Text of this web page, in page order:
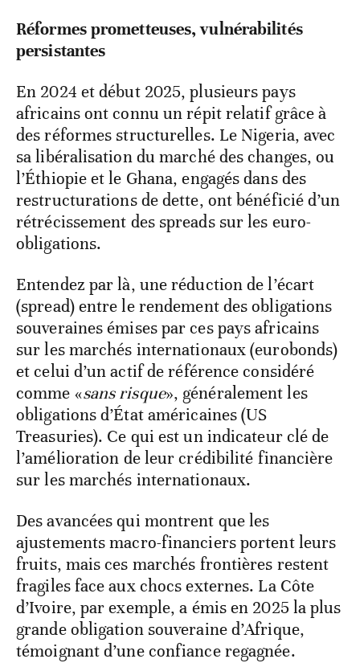
Réformes prometteuses, vulnérabilités
persistantes
En 2024 et début 2025, plusieurs pays
africains ont connu un répit relatif grâce à
des réformes structurelles. Le Nigeria, avec
sa libéralisation du marché des changes, ou
l’Éthiopie et le Ghana, engagés dans des
restructurations de dette, ont bénéficié d’un
rétrécissement des spreads sur les euro-
obligations.
Entendez par là, une réduction de l’écart
(spread) entre le rendement des obligations
souveraines émises par ces pays africains
sur les marchés internationaux (eurobonds)
et celui d’un actif de référence considéré
comme «sans risque», généralement les
obligations d’État américaines (US
Treasuries). Ce qui est un indicateur clé de
l’amélioration de leur crédibilité financière
sur les marchés internationaux.
Des avancées qui montrent que les
ajustements macro-financiers portent leurs
fruits, mais ces marchés frontières restent
fragiles face aux chocs externes. La Côte
d’Ivoire, par exemple, a émis en 2025 la plus
grande obligation souveraine d’Afrique,
témoignant d’une confiance regagnée.